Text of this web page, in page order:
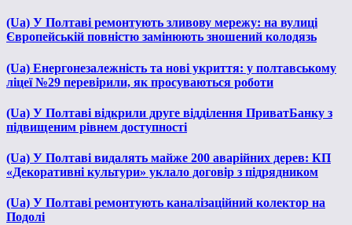
(Ua) У Полтаві ремонтують зливову мережу: на вулиці
Європейській повністю замінюють зношений колодязь
(Ua) Енергонезалежність та нові укриття: у полтавському
ліцеї №29 перевірили, як просуваються роботи
(Ua) У Полтаві відкрили друге відділення ПриватБанку з
підвищеним рівнем доступності
(Ua) У Полтаві видалять майже 200 аварійних дерев: КП
«Декоративні культури» уклало договір з підрядником
(Ua) У Полтаві ремонтують каналізаційний колектор на
Подолі